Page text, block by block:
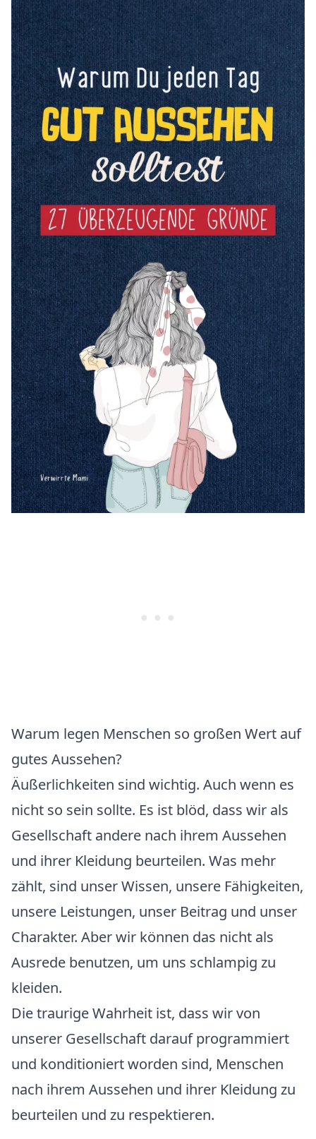
Warum legen Menschen so großen Wert auf
gutes Aussehen?
Äußerlichkeiten sind wichtig. Auch wenn es
nicht so sein sollte. Es ist blöd, dass wir als
Gesellschaft andere nach ihrem Aussehen
und ihrer Kleidung beurteilen. Was mehr
zählt, sind unser Wissen, unsere Fähigkeiten,
unsere Leistungen, unser Beitrag und unser
Charakter. Aber wir können das nicht als
Ausrede benutzen, um uns schlampig zu
kleiden.
Die traurige Wahrheit ist, dass wir von
unserer Gesellschaft darauf programmiert
und konditioniert worden sind, Menschen
nach ihrem Aussehen und ihrer Kleidung zu
beurteilen und zu respektieren.